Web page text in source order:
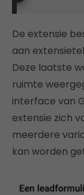
De extensie
aan
Deze laatste
ruimte
interface van
extensie zich
meerdere
kan worden